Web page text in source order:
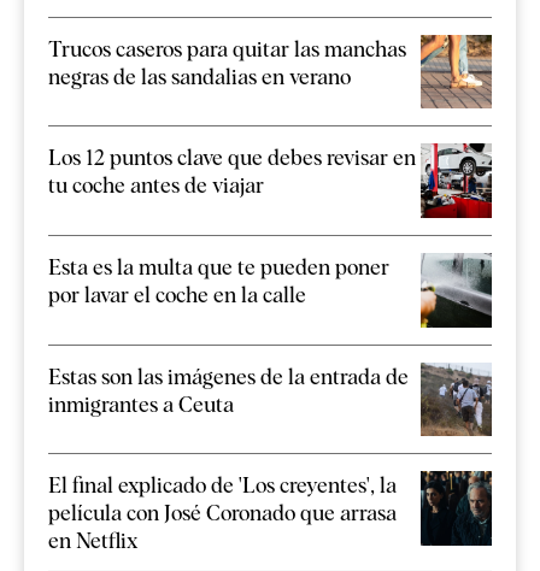
Trucos caseros para quitar las manchas
negras de las sandalias en verano
Los 12 puntos clave que debes revisar en
tu coche antes de viajar
Esta es la multa que te pueden poner
por lavar el coche en la calle
Estas son las imágenes de la entrada de
inmigrantes a Ceuta
El final explicado de 'Los creyentes', la
película con José Coronado que arrasa
en Netflix